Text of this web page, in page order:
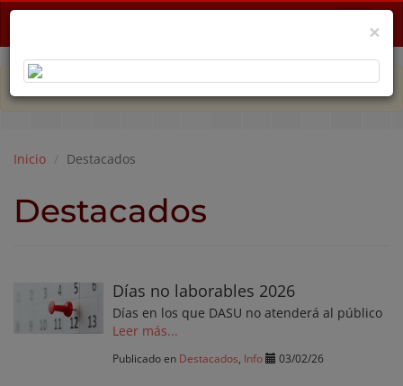
Menu
PLAN DE EMERGENCIA POR CRISIS ECONÓMICA
Inicio Destacados
Destacados
Días no laborables 2026
Días en los que DASU no atenderá al público
Leer más...
Publicado en Destacados Info 03/02/26
×